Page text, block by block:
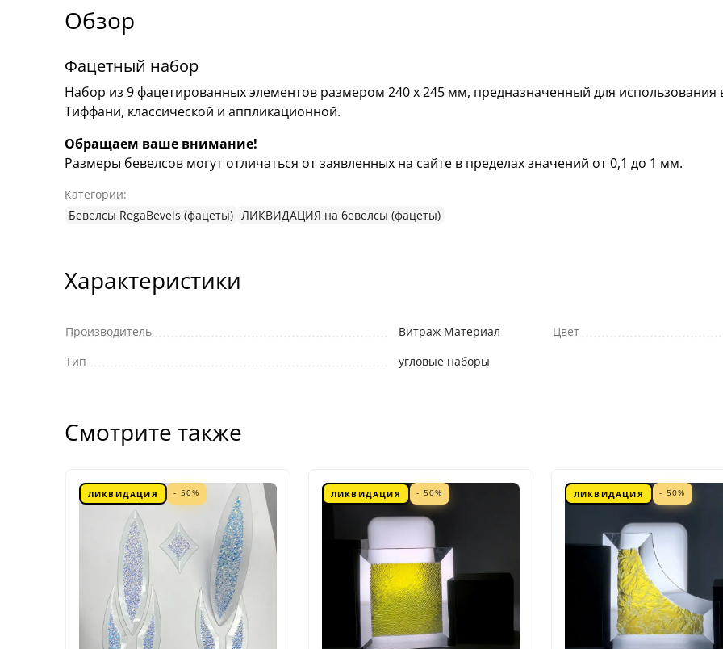
Обзор
Фацетный набор
Набор из 9 фацетированных элементов размером 240 х 245 мм, предназначенный для использования
Тиффани, классической и аппликационной.
Обращаем ваше внимание!
Размеры бевелсов могут отличаться от заявленных на сайте в пределах значений от 0,1 до 1 мм.
Категории:
Бевелсы RegaBevels (фацеты) ЛИКВИДАЦИЯ на бевелсы (фацеты)
Характеристики
Производитель
Витраж Материал
Тип
угловые наборы
Цвет
Смотрите также
ЛИКВИДАЦИЯ - 50% ЛИКВИДАЦИЯ - 50% ЛИКВИДАЦИЯ - 50%